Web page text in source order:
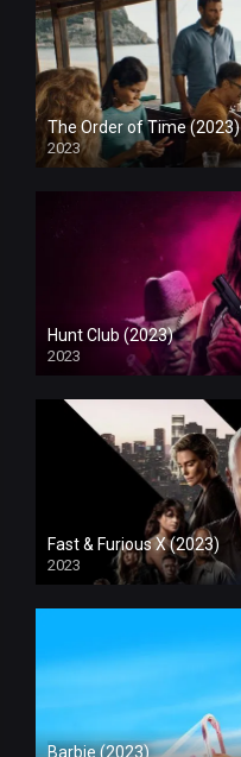
The Order of Time (2023)
2023
Hunt Club (2023)
2023
Fast & Furious X (2023)
2023
Barbie (2023)